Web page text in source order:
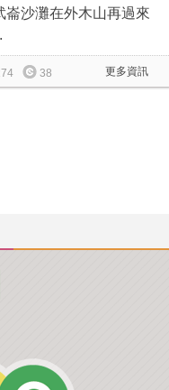
崙沙灘在外木山再過來
更多資訊
38